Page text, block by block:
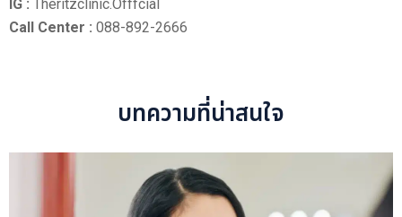
IG : Theritzclinic.offfcial
Call Center : 088-892-2666
บทความที่น่าสนใจ